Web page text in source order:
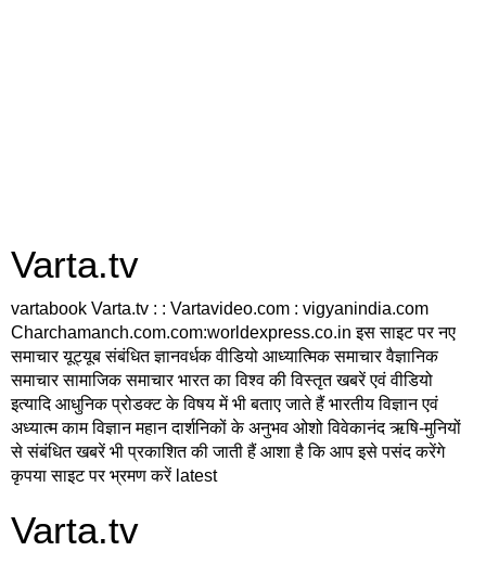
Varta.tv
vartabook Varta.tv : : Vartavideo.com : vigyanindia.com
Charchamanch.com.com:worldexpress.co.in इस साइट पर नए
समाचार यूट्यूब संबंधित ज्ञानवर्धक वीडियो आध्यात्मिक समाचार वैज्ञानिक
समाचार सामाजिक समाचार भारत का विश्व की विस्तृत खबरें एवं वीडियो
इत्यादि आधुनिक प्रोडक्ट के विषय में भी बताए जाते हैं भारतीय विज्ञान एवं
अध्यात्म काम विज्ञान महान दार्शनिकों के अनुभव ओशो विवेकानंद ऋषि-मुनियों
से संबंधित खबरें भी प्रकाशित की जाती हैं आशा है कि आप इसे पसंद करेंगे
कृपया साइट पर भ्रमण करें latest
Varta.tv